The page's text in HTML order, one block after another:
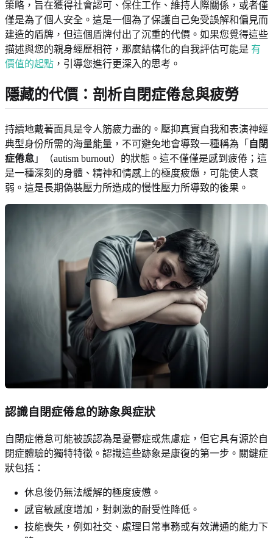
策略，旨在獲得社會認可、保住工作、維持人際關係，或者僅
僅是為了個人安全。這是一個為了保護自己免受誤解和偏見而
建造的盾牌，但這個盾牌付出了沉重的代價。如果您覺得這些
描述與您的親身經歷相符，那麼結構化的自我評估可能是 有
價值的起點 ，引導您進行更深入的思考。
隱藏的代價：剖析自閉症倦怠與疲勞
持續地戴著面具是令人筋疲力盡的。壓抑真實自我和表演神經
典型身份所需的海量能量，不可避免地會導致一種稱為「 自閉
症倦怠 」（autism burnout）的狀態。這不僅僅是感到疲倦；這
是一種深刻的身體、精神和情感上的極度疲憊，可能使人衰
弱。這是長期偽裝壓力所造成的慢性壓力所導致的後果。
認識自閉症倦怠的跡象與症狀
自閉症倦怠可能被誤認為是憂鬱症或焦慮症，但它具有源於自
閉症體驗的獨特特徵。認識這些跡象是康復的第一步。關鍵症
狀包括：
休息後仍無法緩解的極度疲憊。
感官敏感度增加，對刺激的耐受性降低。
技能喪失，例如社交、處理日常事務或有效溝通的能力下